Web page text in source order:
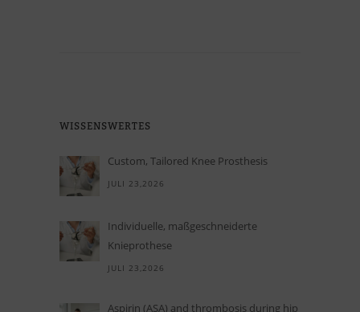
WIS­SENS­WER­TES
Custom, Tailored Knee Prosthesis
JULI 23,2026
In­di­vi­du­elle, maß­ge­schnei­derte
Knieprothese
JULI 23,2026
Aspirin (ASA) and thrombosis during hip